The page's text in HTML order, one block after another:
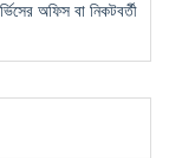
অফিস বা নিকটবর্তী